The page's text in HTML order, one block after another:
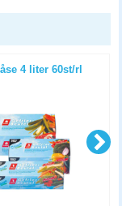
4 liter 60st/rl